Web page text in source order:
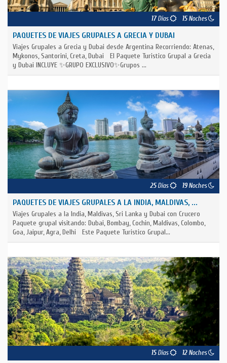
17Días 15Noches
PAQUETES DE VIAJES GRUPALES A GRECIA Y DUBAI
Viajes Grupales a Grecia y Dubai desde Argentina Recorriendo: Atenas,
Mykonos, Santorini, Creta, Dubai El Paquete Turistico Grupal a Grecia
y Dubai INCLUYE ✨GRUPO EXCLUSIVO✨Grupos ...
25Días 19Noches
PAQUETES DE VIAJES GRUPALES A LA INDIA, MALDIVAS, ...
Viajes Grupales a la India, Maldivas, Sri Lanka y Dubai con Crucero
Paquete grupal visitando: Dubai, Bombay, Cochin, Maldivas, Colombo,
Goa, Jaipur, Agra, Delhi Este Paquete Turistico Grupal...
15Días 12Noches